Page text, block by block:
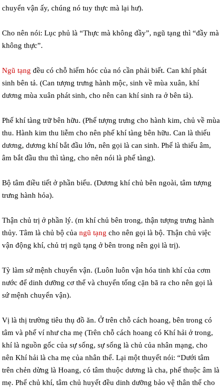
chuyển vận ấy, chúng nó tuy thực mà lại hư).
Cho nên nói: Lục phủ là “Thực mà không đầy”, ngũ tạng thì “đầy mà
không thực”.
Ngũ tạng đều có chỗ hiểm hóc của nó cần phải biết. Can khí phát
sinh bên tả. (Can tượng trưng hành mộc, sinh về mùa xuân, khí
dương mùa xuân phát sinh, cho nên can khí sinh ra ở bên tả).
Phế khí tàng trữ bên hữu. (Phế tượng trưng cho hành kim, chủ về mùa
thu. Hành kim thu liễm cho nên phế khí tàng bên hữu. Can là thiếu
dương, dương khí bắt đầu lớn, nên gọi là can sinh. Phế là thiếu âm,
âm bắt đầu thu thì tàng, cho nên nói là phế tàng).
Bộ tâm điều tiết ở phần biểu. (Dương khí chủ bên ngoài, tâm tượng
trưng hành hỏa).
Thận chủ trị ở phần lý. (m khí chủ bên trong, thận tượng trưng hành
thủy. Tâm là chủ bộ củangũ tạng cho nên gọi là bộ. Thận chủ việc
vận động khí, chủ trị ngũ tạng ở bên trong nên gọi là trị).
Tỳ làm sứ mệnh chuyển vận. (Luôn luôn vận hóa tinh khí của cơm
nước để dinh dưỡng cơ thể và chuyển tống cặn bã ra cho nên gọi là
sứ mệnh chuyển vận).
Vị là thị trường tiêu thụ đồ ăn. Ở trên chỗ cách hoang, bên trong có
tâm và phế ví như cha mẹ (Trên chỗ cách hoang có Khí hải ở trong,
khí là nguồn gốc của sự sống, sự sống là chủ của nhân mạng, cho
nên Khí hải là cha mẹ của nhân thể. Lại một thuyết nói: “Dưới tâm
trên chẻn dừng là Hoang, có tâm thuộc dương là cha, phế thuộc âm là
mẹ. Phế chủ khí, tâm chủ huyết đều dinh dưỡng bảo vệ thân thể cho